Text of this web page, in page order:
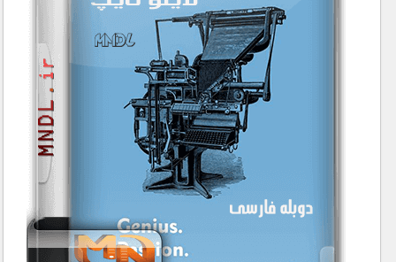
مسابقات / ورزشی
مستند های اختصاصی